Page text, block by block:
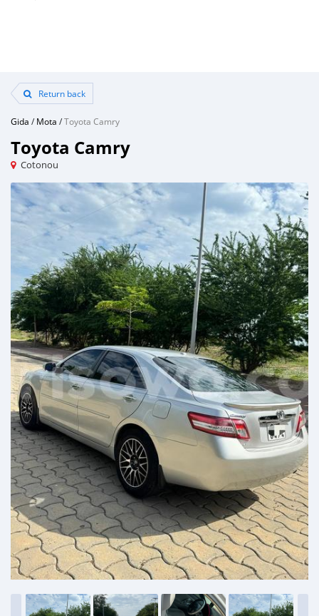
Return back
Gida /Mota /Toyota Camry
Toyota Camry
Cotonou